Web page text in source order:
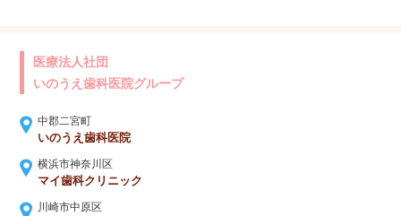
医療法人社団
いのうえ歯科医院グループ
中郡二宮町
いのうえ歯科医院
横浜市神奈川区
マイ歯科クリニック
川崎市中原区